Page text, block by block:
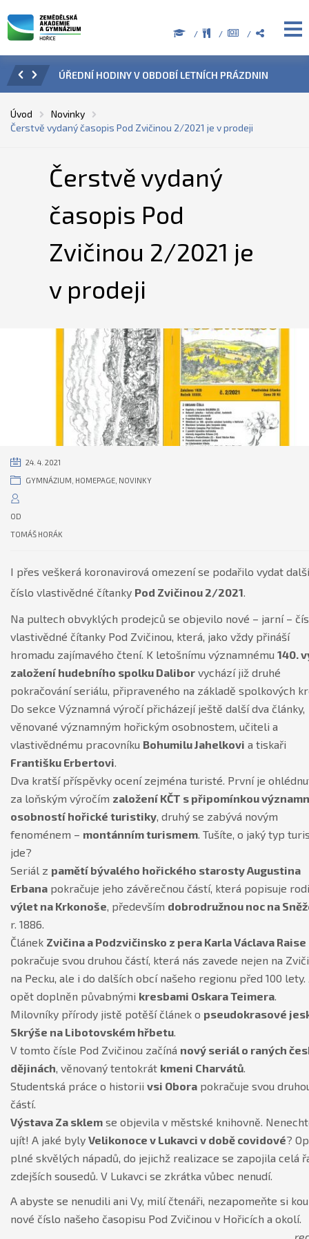
ÚŘEDNÍ HODINY V OBDOBÍ LETNÍCH PRÁZDNIN
Úvod
Novinky
Čerstvě vydaný časopis Pod Zvičinou 2/2021 je v prodeji
Čerstvě vydaný
časopis Pod
Zvičinou 2/2021 je
v prodeji
24. 4. 2021
GYMNÁZIUM HOMEPAGE NOVINKY
OD
TOMÁŠ HORÁK
I přes veškerá koronavirová omezení se podařilo vydat další
číslo vlastivědné čítanky Pod Zvičinou 2/2021.
Na pultech obvyklých prodejců se objevilo nové – jarní –
vlastivědné čítanky Pod Zvičinou, která, jako vždy přináší
hromadu zajímavého čtení. K letošnímu významnému 140.
založení hudebního spolku Dalibor vychází již druhé
pokračování seriálu, připraveného na základě spolkových
Do sekce Významná výročí přicházejí ještě další dva články,
věnované významným hořickým osobnostem, učiteli a
vlastivědnému pracovníku Bohumilu Jahelkovi a tiskaři
Františku Erbertovi.
Dva kratší příspěvky ocení zejména turisté. První je
za loňským výročím založení KČT s připomínkou
osobností hořické turistiky, druhý se zabývá novým
fenoménem – montánním turismem. Tušíte, o jaký typ
jde?
Seriál z pamětí bývalého hořického starosty Augustina
Erbana pokračuje jeho závěrečnou částí, která popisuje
výlet na Krkonoše, především dobrodružnou noc na
r. 1886.
Článek Zvičina a Podzvičinsko z pera Karla Václava Raise
pokračuje svou druhou částí, která nás zavede nejen na
na Pecku, ale i do dalších obcí našeho regionu před 100 lety.
opět doplněn půvabnými kresbami Oskara Teimera.
Milovníky přírody jistě potěší článek o pseudokrasové
Skrýše na Libotovském hřbetu.
V tomto čísle Pod Zvičinou začíná nový seriál o raných
dějinách, věnovaný tentokrát kmeni Charvátů.
Studentská práce o historii vsi Obora pokračuje svou
částí.
Výstava Za sklem se objevila v městské knihovně.
ujít! A jaké byly Velikonoce v Lukavci v době covidové?
plné skvělých nápadů, do jejichž realizace se zapojila celá
zdejších sousedů. V Lukavci se zkrátka vůbec nenudí.
A abyste se nenudili ani Vy, milí čtenáři, nezapomeňte si
nové číslo našeho časopisu Pod Zvičinou v Hořicích a okolí.